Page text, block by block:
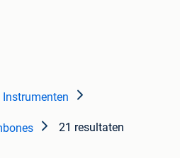
21 resultaten